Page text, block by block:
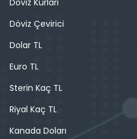
Döviz Kurları
Döviz Çevirici
Dolar TL
Euro TL
Sterin Kaç TL
Riyal Kaç TL
Kanada Doları